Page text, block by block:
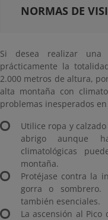
NORMAS DE
Si desea realizar
prácticamente la
2.000 metros de altura,
alta montaña con
problemas inesperados
Utilice ropa y
abrigo aunque
climatológicas
montaña.
Protéjase contra la
gorra o sombrero.
también esenciales.
La ascensión al